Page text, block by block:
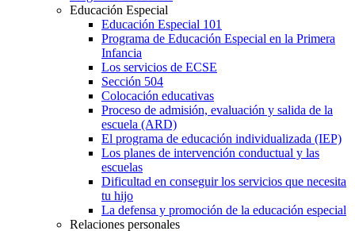
Educación Especial
Educación Especial 101
Programa de Educación Especial en la Primera
Infancia
Los servicios de ECSE
Sección 504
Colocación educativas
Proceso de admisión, evaluación y salida de la
escuela (ARD)
El programa de educación individualizada (IEP)
Los planes de intervención conductual y las
escuelas
Dificultad en conseguir los servicios que necesita
tu hijo
La defensa y promoción de la educación especial
Relaciones personales